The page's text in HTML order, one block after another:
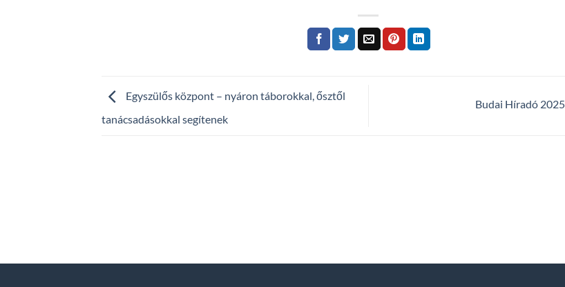
Egyszülős központ – nyáron táborokkal, ősztől
tanácsadásokkal segítenek
Budai Híradó